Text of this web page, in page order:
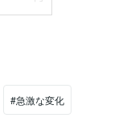
#急激な変化